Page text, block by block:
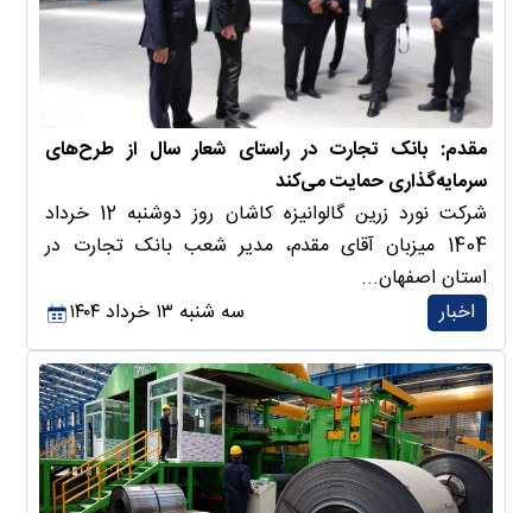
مقدم: بانک تجارت در راستای شعار سال از طرح‌های
سرمایه‌گذاری حمایت می‌کند
شرکت نورد زرین گالوانیزه کاشان روز دوشنبه 12 خرداد
1404 میزبان آقای مقدم، مدیر شعب بانک تجارت در
استان اصفهان...
اخبار
سه شنبه ۱۳ خرداد ۱۴۰۴